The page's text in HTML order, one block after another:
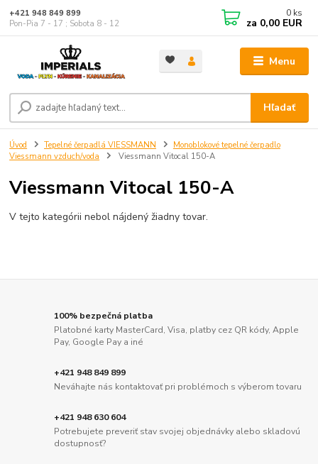
Menu
Hľadať
+421 948 849 899
Pon-Pia 7 - 17 ; Sobota 8 - 12
0 ks
za 0,00 EUR
Úvod Tepelné čerpadlá VIESSMANN
Monoblokové tepelné čerpadlo
Viessmann vzduch/voda
Viessmann Vitocal 150-A
Viessmann Vitocal 150-A
V tejto kategórii nebol nájdený žiadny tovar.
100% bezpečná platba
Platobné karty MasterCard, Visa, platby cez QR kódy, Apple
Pay, Google Pay a iné
+421 948 849 899
Neváhajte nás kontaktovať pri problémoch s výberom tovaru
+421 948 630 604
Potrebujete preveriť stav svojej objednávky alebo skladovú
dostupnosť?